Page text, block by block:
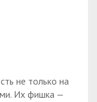
не только на
Их фишка —